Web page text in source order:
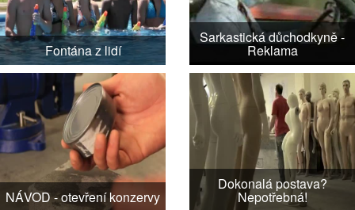
Fontána z lidí
Sarkastická důchodkyně -
Reklama
NÁVOD - otevření konzervy
Dokonalá postava?
Nepotřebná!